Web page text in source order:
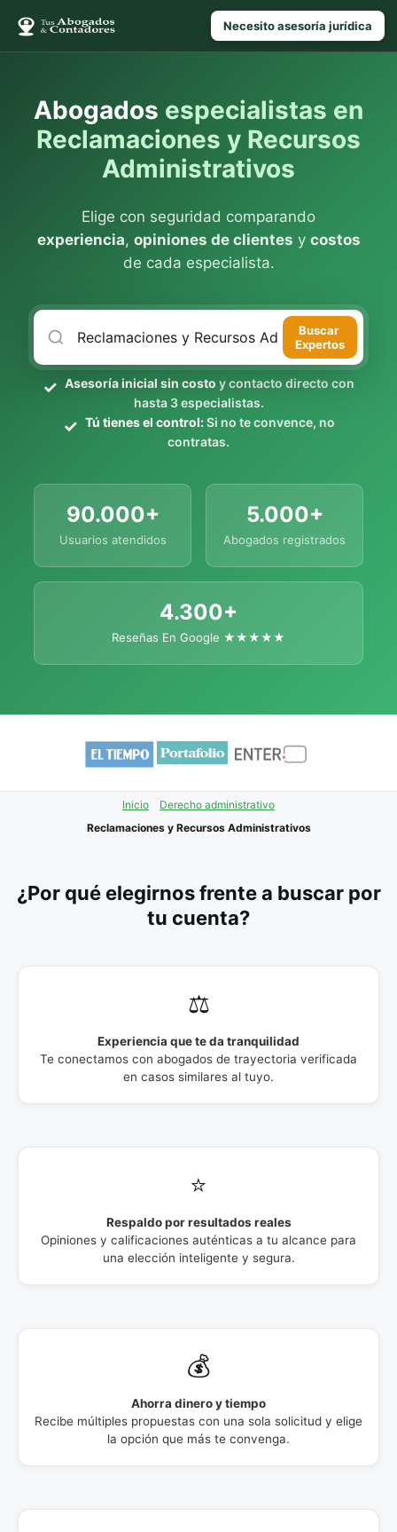
Necesito asesoría jurídica
Abogados especialistas en
Reclamaciones y Recursos
Administrativos
Elige con seguridad comparando
experiencia, opiniones de clientes y costos
de cada especialista.
Buscar
Expertos
Asesoría inicial sin costo y contacto directo con
hasta 3 especialistas.
Tú tienes el control:Si no te convence, no
contratas.
90.000+
Usuarios atendidos
5.000+
Abogados registrados
4.300+
Reseñas En Google ★★★★★
Inicio
Derecho administrativo
Reclamaciones y Recursos Administrativos
¿Por qué elegirnos frente a buscar por
tu cuenta?
⚖️
Experiencia que te da tranquilidad
Te conectamos con abogados de trayectoria verificada
en casos similares al tuyo.
⭐
Respaldo por resultados reales
Opiniones y calificaciones auténticas a tu alcance para
una elección inteligente y segura.
💰
Ahorra dinero y tiempo
Recibe múltiples propuestas con una sola solicitud y elige
la opción que más te convenga.